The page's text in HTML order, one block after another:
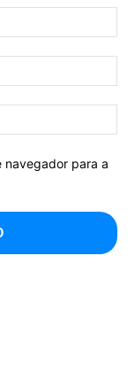
navegador para a